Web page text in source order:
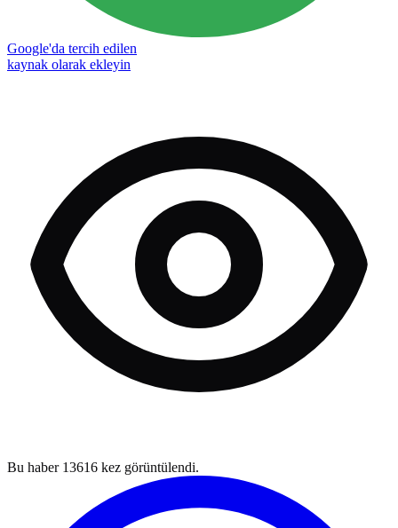
Google'da tercih edilen
kaynak olarak ekleyin
Bu haber 13616 kez görüntülendi.